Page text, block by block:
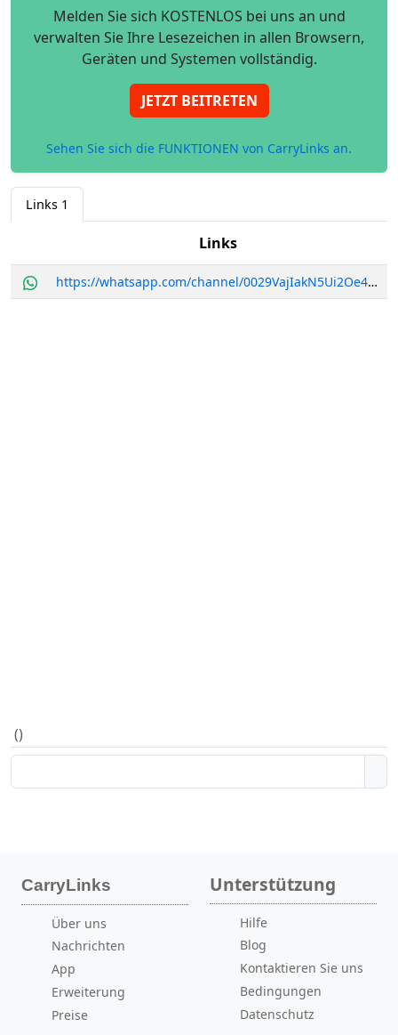
Melden Sie sich KOSTENLOS bei uns an und
verwalten Sie Ihre Lesezeichen in allen Browsern,
Geräten und Systemen vollständig.
JETZT BEITRETEN
Sehen Sie sich die FUNKTIONEN von CarryLinks an.
Links 1
Links
https://whatsapp.com/channel/0029VajIakN5Ui2Oe4RSXf2e
()
CarryLinks
Über uns
Nachrichten
App
Erweiterung
Preise
Unterstützung
Hilfe
Blog
Kontaktieren Sie uns
Bedingungen
Datenschutz